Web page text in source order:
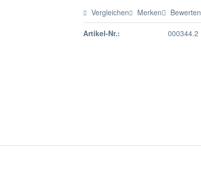
Vergleichen Merken Bewerten
Artikel-Nr.: 000344.2